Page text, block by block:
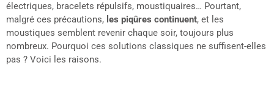
électriques, bracelets répulsifs, moustiquaires… Pourtant,
malgré ces précautions, les piqûres continuent, et les
moustiques semblent revenir chaque soir, toujours plus
nombreux. Pourquoi ces solutions classiques ne suffisent-elles
pas ? Voici les raisons.